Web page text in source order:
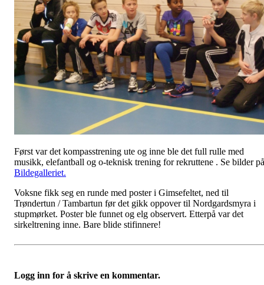
Først var det kompasstrening ute og inne ble det full rulle med
musikk, elefantball og o-teknisk trening for rekruttene . Se bilder på
Bildegalleriet.
Voksne fikk seg en runde med poster i Gimsefeltet, ned til
Trøndertun / Tambartun før det gikk oppover til Nordgardsmyra i
stupmørket. Poster ble funnet og elg observert. Etterpå var det
sirkeltrening inne. Bare blide stifinnere!
Logg inn for å skrive en kommentar.